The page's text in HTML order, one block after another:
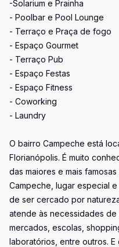
-Solarium e Prainha
- Poolbar e Pool Lounge
- Terraço e Praça de fogo
- Espaço Gourmet
- Terraço Pub
- Espaço Festas
- Espaço Fitness
- Coworking
- Laundry
O bairro Campeche está
Florianópolis. É muito
das maiores e mais
Campeche, lugar especial
de ser cercado por
atende às necessidades de
mercados, escolas,
laboratórios, entre outros.